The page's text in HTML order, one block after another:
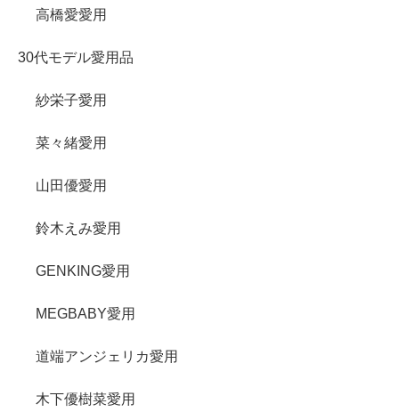
高橋愛愛用
30代モデル愛用品
紗栄子愛用
菜々緒愛用
山田優愛用
鈴木えみ愛用
GENKING愛用
MEGBABY愛用
道端アンジェリカ愛用
木下優樹菜愛用